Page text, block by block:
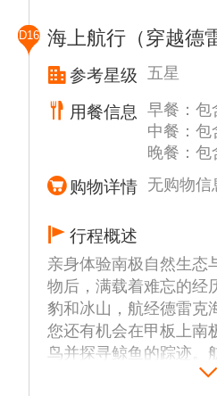
纳克港 (Neko Harbour)
同时也是阿根廷难民的
Harbour) 安逸的平躺在
(Andvord Bay)，雄伟
的屏障。
还能看到晒太阳的威德
期观察和估算，南极地
只，占世界企鹅总数的
百上千，蔚为壮观，而
围着你团团转。
库佛维尔岛 (Cuverville
地。此岛屿周围的浅水
堆成壮观的冰山。来到
维岛（南纬64度40分
周已是冰雪一片。实际
的岩石岛，它静静地躺
托斯基半岛之间的
的岸缘可以看到黑色的
择性的登陆或者巡航以
能地区预定前往地点：
长城站（Great Wall
中国长城南极科考站。
(King Geroge Island)
鸟、企鹅、海豹等极地
是南极地区科学考察站
阿根廷、韩国、俄罗斯
均相距不远，成为外国
人文风景线。
艾秋岛 (Aitcho Island)
Aitcho岛位于格林威治
一般也是南极行的必经
成群的帽带企鹅、以及
D16 海上航行（穿越德
参考星级 五星
用餐信息
早餐：包
中餐：包
晚餐：包
购物详情 无购物信
行程概述
亲身体验南极自然生态
物后，满载着难忘的经
豹和冰山，航经德雷克
您还有机会在甲板上南
鸟并探寻鲸鱼的踪迹。
与照片分享，回忆这段